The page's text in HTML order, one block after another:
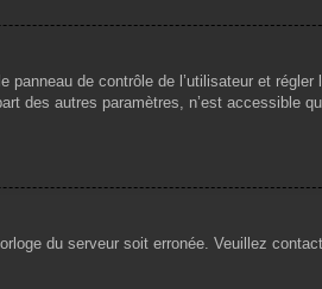
de contrôle de l’utilisateur et
des autres paramètres, n’est accessible
du serveur soit erronée. Veuillez